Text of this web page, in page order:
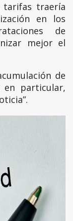
tarifas traería
en los
de
mejor el
de
en particular,